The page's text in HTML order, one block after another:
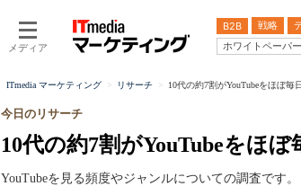
メディア
B2B 戦略
ホワイトペーパー
ITmedia マーケティング リサーチ 10代の約7割がYouTubeをほぼ
10代の約7割がYouTubeをほ
今日のリサーチ
YouTubeを見る頻度やジャンルについての調査です。